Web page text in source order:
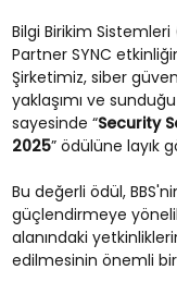
Bilgi Birikim
Partner SYNC
Şirketimiz, siber
yaklaşımı ve
sayesinde “Security
2025” ödülüne layık
Bu değerli ödül,
güçlendirmeye
alanındaki
edilmesinin önemli